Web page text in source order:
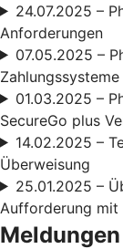
24.07.2025 –
Anforderungen
07.05.2025 –
Zahlungssysteme
01.03.2025 –
SecureGo plus
14.02.2025 –
Überweisung
25.01.2025 –
Aufforderung mit